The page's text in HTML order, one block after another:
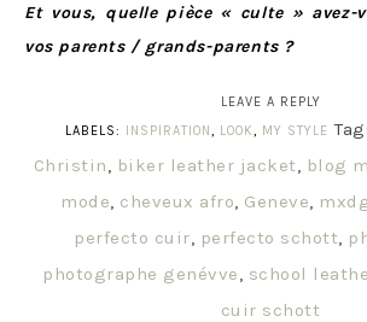
Et vous, quelle pièce « culte » avez-
vos parents / grands-parents ?
LEAVE A REPLY
LABELS: INSPIRATION, LOOK, MY STYLE
Christin, biker leather jacket, blog
mode, cheveux afro, Geneve,
perfecto cuir, perfecto schott,
photographe genévve, school
cuir schott